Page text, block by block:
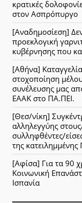
κρατικές
στον Ασπρόπυργο
[Αναδημοσίεση]
προεκλογική
κυβέρνησης που
[Αθήνα]
στοχοποίηση
συνέλευσης μας
ΕΑΑΚ στο ΠΑ.ΠΕΙ.
[Θεσ/νίκη]
αλληλεγγύης
συλληφθέντες/
της
[Αφίσα] Για τα 90
Κοινωνική
Ισπανία